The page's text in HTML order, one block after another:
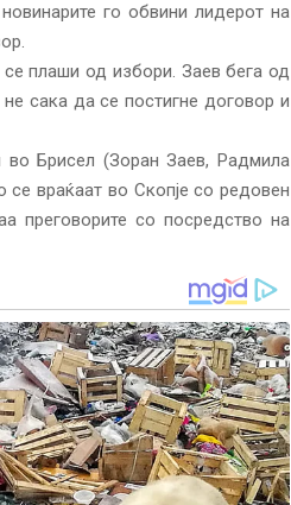
го обвини лидерот на
плаши од избори. Заев бега од
сака да се постигне договор и
Брисел (Зоран Заев, Радмила
враќаат во Скопје со редовен
преговорите со посредство на